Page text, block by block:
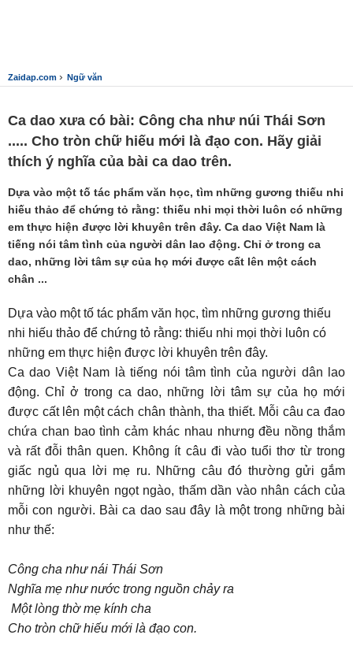
Zaidap.com › Ngữ văn
Ca dao xưa có bài: Công cha như núi Thái Sơn
..... Cho tròn chữ hiếu mới là đạo con. Hãy giải
thích ý nghĩa của bài ca dao trên.
Dựa vào một tố tác phẩm văn học, tìm những gương thiếu nhi
hiếu thảo để chứng tỏ rằng: thiếu nhi mọi thời luôn có những
em thực hiện được lời khuyên trên đây. Ca dao Việt Nam là
tiếng nói tâm tình của người dân lao động. Chỉ ở trong ca
dao, những lời tâm sự của họ mới được cất lên một cách
chân ...
Dựa vào một tố tác phẩm văn học, tìm những gương thiếu
nhi hiếu thảo để chứng tỏ rằng: thiếu nhi mọi thời luôn có
những em thực hiện được lời khuyên trên đây.
Ca dao Việt Nam là tiếng nói tâm tình của người dân lao
động. Chỉ ở trong ca dao, những lời tâm sự của họ mới
được cất lên một cách chân thành, tha thiết. Mỗi câu ca đao
chứa chan bao tình cảm khác nhau nhưng đều nồng thắm
và rất đỗi thân quen. Không ít câu đi vào tuổi thơ từ trong
giấc ngủ qua lời mẹ ru. Những câu đó thường gửi gắm
những lời khuyên ngọt ngào, thấm dần vào nhân cách của
mỗi con người. Bài ca dao sau đây là một trong những bài
như thế:
Công cha như nái Thái Sơn
Nghĩa mẹ như nước trong nguồn chảy ra
Một lòng thờ mẹ kính cha
Cho tròn chữ hiếu mới là đạo con.